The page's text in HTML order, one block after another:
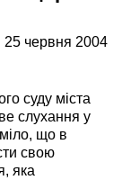
25 червня 2004
суду міста
слухання у
що в
свою
яка